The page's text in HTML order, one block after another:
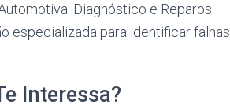
Diagnóstico e Reparos
especializada para identificar falhas
Interessa?